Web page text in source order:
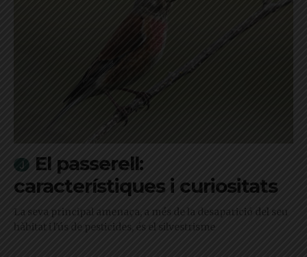
El passerell:
característiques i curiositats
La seva principal amenaça, a més de la desaparició del seu
hàbitat i l'ús de pesticides, és el silvestrisme